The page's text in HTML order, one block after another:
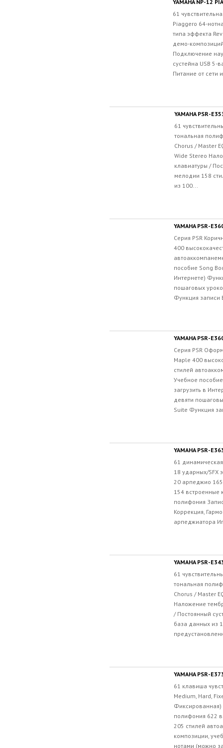
YAMAHA NP-12
61
Piaggero 64-
типа эффекта
демо-
Подключение
сустейна USB 5-
Питание от сети
YAMAHA PSR-
61
тональная
Chorus / Master
Wide Stereo
клавиатуры /
мелодии 158
из 100...
YAMAHA PSR-
Серия PSR
400
пособие Song
Интернете)
пошаговых
Функция записи
YAMAHA PSR-
Серия PSR
Maple 400
стилей
Учебное
загрузить в
девяти
Suite Функция
YAMAHA PSR-
61
18 ударных/SFX
20 арпеджио
154 встроенные
полифония
Коррекция,
арпеджиатора
YAMAHA PSR-
61
тональная
Chorus / Master
Наложение
/ Постоянный
база данных из
YAMAHA PSR-
61 клавиша
Medium, Hard,
полифония 622
205 стилей
композиции,
нотами (можно